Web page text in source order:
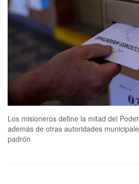
Los misioneros define la mitad del
además de otras autoridades
padrón